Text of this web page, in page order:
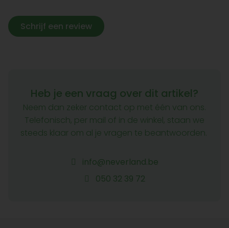
Schrijf een review
Heb je een vraag over dit artikel?
Neem dan zeker contact op met één van ons.
Telefonisch, per mail of in de winkel, staan we
steeds klaar om al je vragen te beantwoorden.
info@neverland.be
050 32 39 72